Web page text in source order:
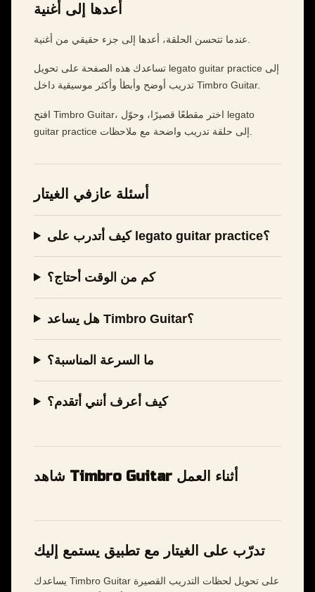
أعدها إلى أغنية
تساعدك هذه الصفحة على تحويل legato guitar practice إلى
تدريب أوضح وأبطأ وأكثر موسيقية داخل Timbro Guitar.
افتح Timbro Guitar، اختر مقطعًا قصيرًا، وحوّل legato
أسئلة عازفي الغيتار
كيف أتدرب على legato guitar practice؟
كم من الوقت أحتاج؟
هل يساعد Timbro Guitar؟
ما السرعة المناسبة؟
كيف أعرف أنني أتقدم؟
شاهد Timbro Guitar أثناء العمل
تدرّب على الغيتار مع تطبيق يستمع إليك
يساعدك Timbro Guitar على تحويل لحظات التدريب القصيرة